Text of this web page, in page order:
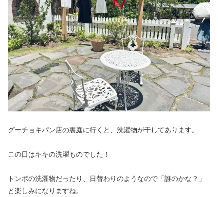
グーチョキパン店の裏庭に行くと、洗濯物が干してあります。
この日はキキの洗濯ものでした！
トンボの洗濯物だったり、日替わりのようなので「誰のかな？」
と楽しみになりますね。